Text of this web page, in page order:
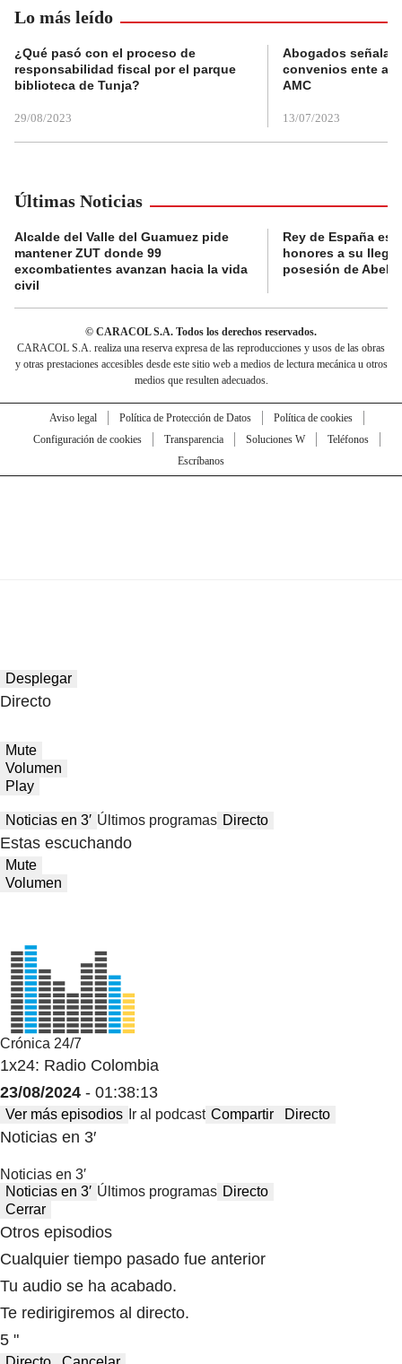
Lo más leído
¿Qué pasó con el proceso de
responsabilidad fiscal por el parque
biblioteca de Tunja?
29/08/2023
Abogados
convenios ente
AMC
13/07/2023
Últimas Noticias
Alcalde del Valle del Guamuez pide
mantener ZUT donde 99
excombatientes avanzan hacia la vida
civil
Rey de España es
honores a su
posesión de
© CARACOL S.A. Todos los derechos reservados.
CARACOL S.A. realiza una reserva expresa de las reproducciones y usos de las obras
y otras prestaciones accesibles desde este sitio web a medios de lectura mecánica u otros
medios que resulten adecuados.
Aviso legal Política de Protección de Datos
Política de cookies
Configuración de cookies
Transparencia Soluciones W
Teléfonos
Escríbanos
Desplegar
Directo
Mute
Volumen
Play
Noticias en 3′ Últimos programas Directo
Estas escuchando
Mute
Volumen
Crónica 24/7
1x24: Radio Colombia
23/08/2024 - 01:38:13
Ver más episodios Ir al podcast Compartir Directo
Noticias en 3′
Noticias en 3′
Noticias en 3′ Últimos programas Directo
Cerrar
Otros episodios
Cualquier tiempo pasado fue anterior
Tu audio se ha acabado.
Te redirigiremos al directo.
5 "